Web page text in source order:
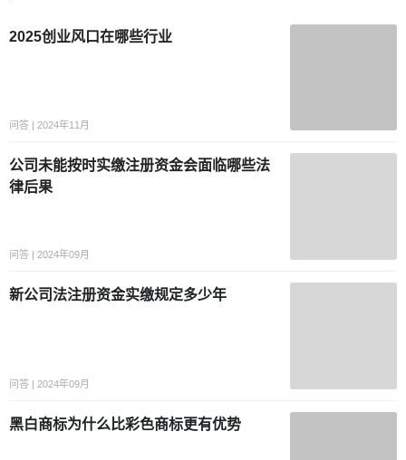
2025创业风口在哪些行业
问答 | 2024年11月
公司未能按时实缴注册资金会面临哪些法
律后果
问答 | 2024年09月
新公司法注册资金实缴规定多少年
问答 | 2024年09月
黑白商标为什么比彩色商标更有优势